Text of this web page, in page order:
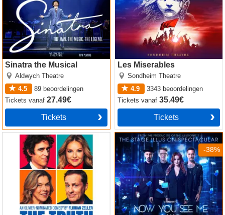
Sinatra the Musical
Aldwych Theatre
4.5
89 beoordelingen
Ticketsvanaf27.49€
Tickets
Les Miserables
Sondheim Theatre
4.9
3343 beoordelingen
Ticketsvanaf35.49€
Tickets
The Truth
-38%
Now You See Me